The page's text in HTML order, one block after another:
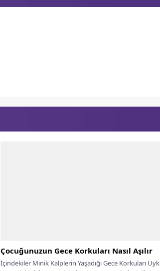
Çocuğunuzun Gece Korkuları Nasıl Aşılır
İçindekiler Minik Kalplerin Yaşadığı Gece Korkuları